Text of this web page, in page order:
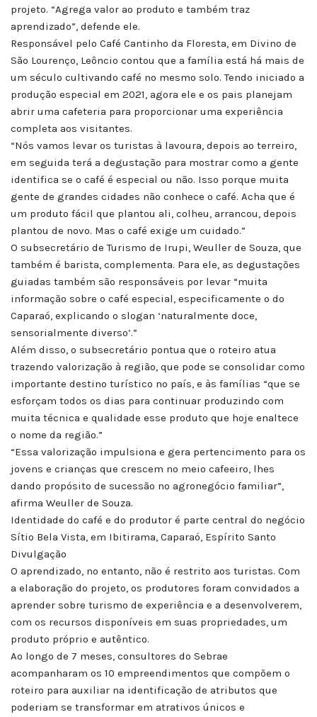
projeto. “Agrega valor ao produto e também traz
aprendizado”, defende ele.
Responsável pelo Café Cantinho da Floresta, em Divino de
São Lourenço, Leôncio contou que a família está há mais de
um século cultivando café no mesmo solo. Tendo iniciado a
produção especial em 2021, agora ele e os pais planejam
abrir uma cafeteria para proporcionar uma experiência
completa aos visitantes.
“Nós vamos levar os turistas à lavoura, depois ao terreiro,
em seguida terá a degustação para mostrar como a gente
identifica se o café é especial ou não. Isso porque muita
gente de grandes cidades não conhece o café. Acha que é
um produto fácil que plantou ali, colheu, arrancou, depois
plantou de novo. Mas o café exige um cuidado.”
O subsecretário de Turismo de Irupi, Weuller de Souza, que
também é barista, complementa. Para ele, as degustações
guiadas também são responsáveis por levar “muita
informação sobre o café especial, especificamente o do
Caparaó, explicando o slogan ‘naturalmente doce,
sensorialmente diverso’.”
Além disso, o subsecretário pontua que o roteiro atua
trazendo valorização à região, que pode se consolidar como
importante destino turístico no país, e às famílias “que se
esforçam todos os dias para continuar produzindo com
muita técnica e qualidade esse produto que hoje enaltece
o nome da região.”
“Essa valorização impulsiona e gera pertencimento para os
jovens e crianças que crescem no meio cafeeiro, lhes
dando propósito de sucessão no agronegócio familiar”,
afirma Weuller de Souza.
Identidade do café e do produtor é parte central do negócio
Sítio Bela Vista, em Ibitirama, Caparaó, Espírito Santo
Divulgação
O aprendizado, no entanto, não é restrito aos turistas. Com
a elaboração do projeto, os produtores foram convidados a
aprender sobre turismo de experiência e a desenvolverem,
com os recursos disponíveis em suas propriedades, um
produto próprio e autêntico.
Ao longo de 7 meses, consultores do Sebrae
acompanharam os 10 empreendimentos que compõem o
roteiro para auxiliar na identificação de atributos que
poderiam se transformar em atrativos únicos e